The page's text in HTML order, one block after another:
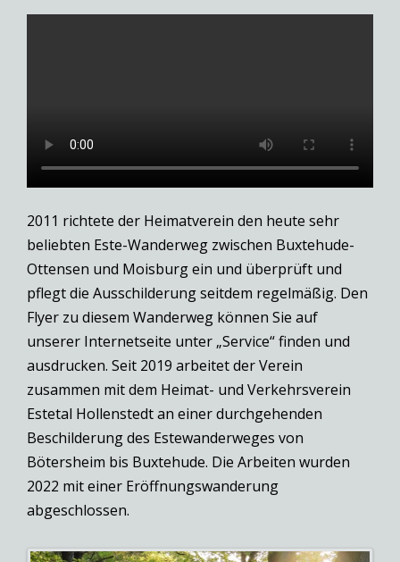
2011 richtete der Heimatverein den heute sehr
beliebten Este-Wanderweg zwischen Buxtehude-
Ottensen und Moisburg ein und überprüft und
pflegt die Ausschilderung seitdem regelmäßig. Den
Flyer zu diesem Wanderweg können Sie auf
unserer Internetseite unter „Service“ finden und
ausdrucken. Seit 2019 arbeitet der Verein
zusammen mit dem Heimat- und Verkehrsverein
Estetal Hollenstedt an einer durchgehenden
Beschilderung des Estewanderweges von
Bötersheim bis Buxtehude. Die Arbeiten wurden
2022 mit einer Eröffnungswanderung
abgeschlossen.